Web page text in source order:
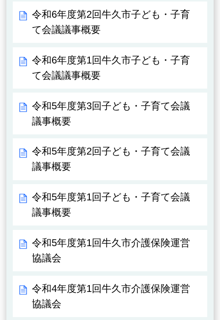
令和6年度第2回牛久市子ども・子育
て会議議事概要
令和6年度第1回牛久市子ども・子育
て会議議事概要
令和5年度第3回子ども・子育て会議
議事概要
令和5年度第2回子ども・子育て会議
議事概要
令和5年度第1回子ども・子育て会議
議事概要
令和5年度第1回牛久市介護保険運営
協議会
令和4年度第1回牛久市介護保険運営
協議会